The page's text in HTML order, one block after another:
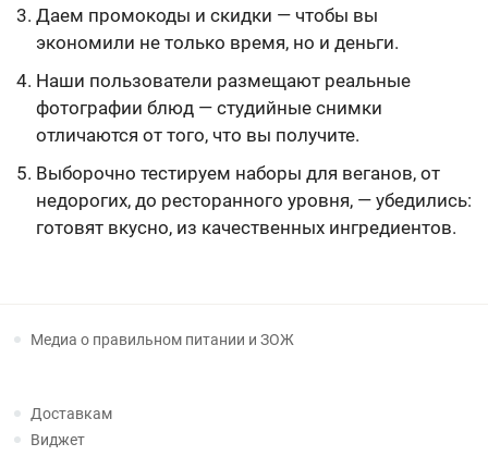
Даем промокоды и скидки — чтобы вы
экономили не только время, но и деньги.
Наши пользователи размещают реальные
фотографии блюд — студийные снимки
отличаются от того, что вы получите.
Выборочно тестируем наборы для веганов, от
недорогих, до ресторанного уровня, — убедились:
готовят вкусно, из качественных ингредиентов.
Медиа о правильном питании и ЗОЖ
Доставкам
Виджет